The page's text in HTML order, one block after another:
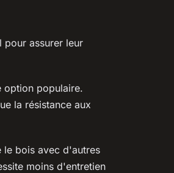
pour assurer leur
option populaire.
la résistance aux
le bois avec d'autres
moins d'entretien